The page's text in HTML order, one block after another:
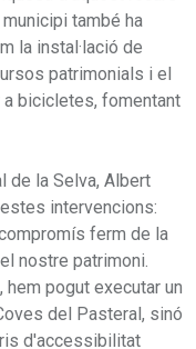
també ha
la instal·lació de
patrimonials i el
bicicletes, fomentant
de la Selva, Albert
intervencions:
ferm de la
nostre patrimoni.
pogut executar un
del Pasteral, sinó
d'accessibilitat